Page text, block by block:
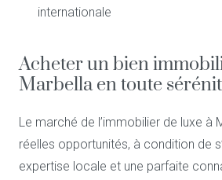
internationale
Acheter un bien
Marbella en toute
Le marché de l’immobilier de luxe à
réelles opportunités, à condition de
expertise locale et une parfaite